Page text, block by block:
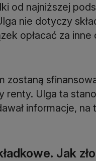
od najniższej
nie dotyczy
opłacać za
zostaną
renty. Ulga ta
informacje,
Jak